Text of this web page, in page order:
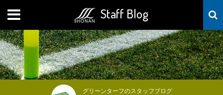
Staff Blog
MENU
グリーンターフのスタッフブログ